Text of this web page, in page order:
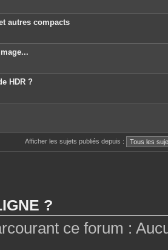
autres compacts
HDR ?
Afficher les sujets publiés depuis :
?
ce forum :